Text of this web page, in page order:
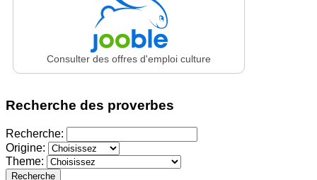
Consulter des offres d'emploi culture
Recherche des proverbes
Recherche:
Origine:
Theme:
Recherche